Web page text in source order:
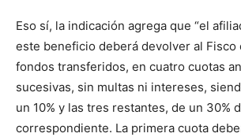
Eso sí, la indicación agrega que “el
este beneficio deberá devolver al Fisco
fondos transferidos, en cuatro cuotas
sucesivas, sin multas ni intereses,
un 10% y las tres restantes, de un 30%
correspondiente. La primera cuota